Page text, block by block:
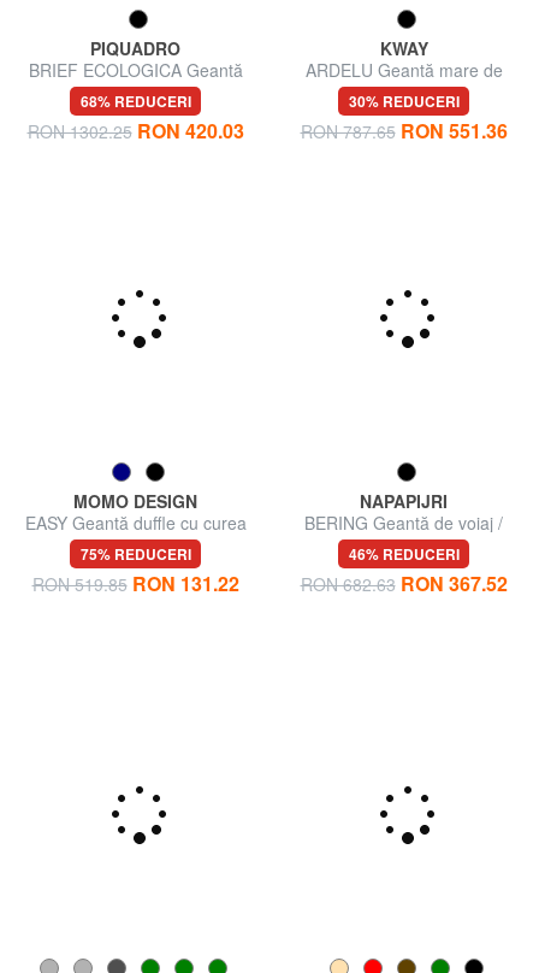
PIQUADRO
BRIEF ECOLOGICA Geantă
din material textil cu curea de
umăr
68% REDUCERI
RON 1302.25 RON 420.03
KWAY
ARDELU Geantă mare de
voiaj cu curea de umăr
30% REDUCERI
RON 787.65 RON 551.36
MOMO DESIGN
EASY Geantă duffle cu curea
de umăr
75% REDUCERI
NAPAPIJRI
BERING Geantă de voiaj /
Rucsac
46% REDUCERI